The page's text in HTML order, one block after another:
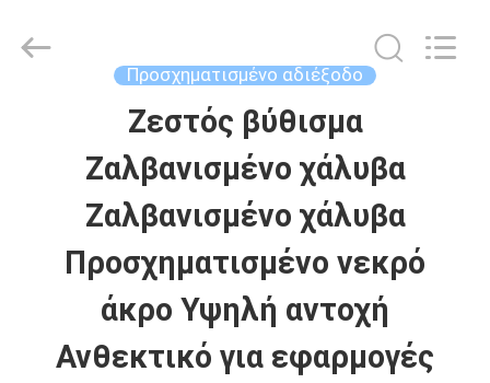
ΠΡΟΪΌΝΤΑ
ΠΕΡΊΠΟΥ
Products
Προσχηματισμένο αδιέξοδο
Ζεστός βύθισμα
Ζαλβανισμένο χάλυβα
Ζαλβανισμένο χάλυβα
Προσχηματισμένο νεκρό
άκρο Υψηλή αντοχή
Ανθεκτικό για εφαρμογές